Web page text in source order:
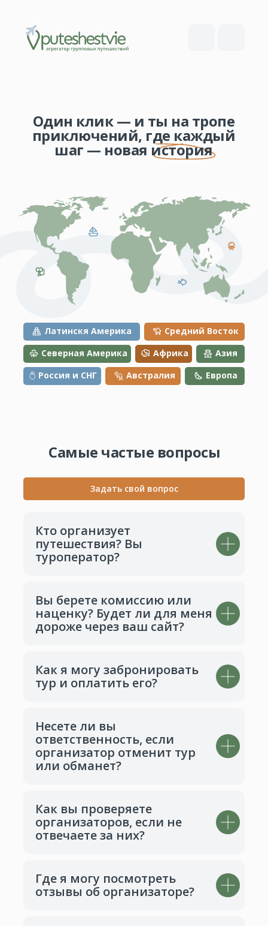
Один клик — и ты на тропе
приключений, где каждый
шаг — новая история
Латинскя Америка
Северная Америка
Европа
Россия и СНГ
Азия
Средний Восток
Австралия
Африка
Самые частые вопросы
Задать свой вопрос
Кто организует
путешествия? Вы
туроператор?
Вы берете комиссию или
наценку? Будет ли для меня
дороже через ваш сайт?
Как я могу забронировать
тур и оплатить его?
Несете ли вы
ответственность, если
организатор отменит тур
или обманет?
Как вы проверяете
организаторов, если не
отвечаете за них?
Где я могу посмотреть
отзывы об организаторе?